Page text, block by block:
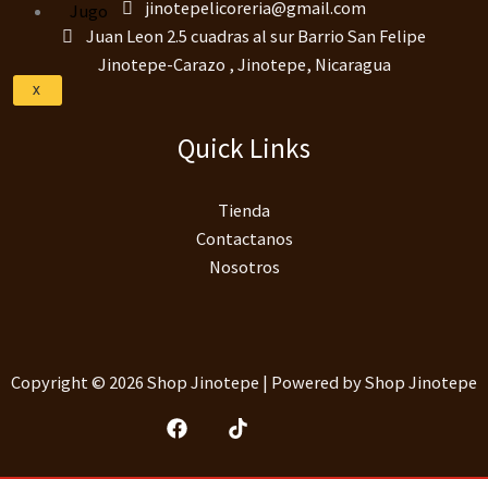
Jugo
X
jinotepelicoreria@gmail.com
Juan Leon 2.5 cuadras al sur Barrio San Felipe
Jinotepe-Carazo , Jinotepe, Nicaragua
Quick Links
Tienda
Contactanos
Nosotros
Copyright © 2026 Shop Jinotepe | Powered by Shop Jinotepe